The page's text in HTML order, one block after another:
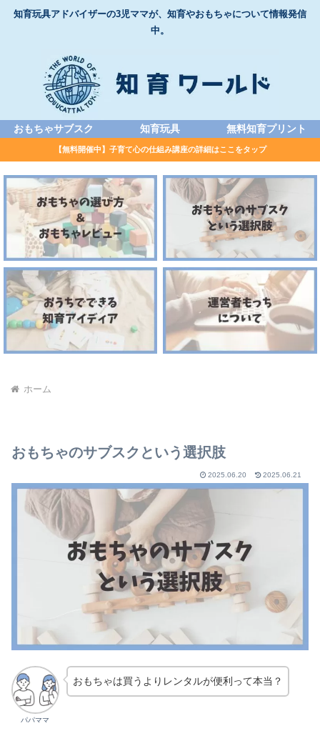
知育玩具アドバイザーの3児ママが、知育やおもちゃについて情報発信
中。
おもちゃサブスク 知育玩具 無料知育プリント
【無料開催中】子育て心の仕組み講座の詳細はここをタップ
ホーム
おもちゃのサブスクという選択肢
2025.06.20 2025.06.21
パパママ
おもちゃは買うよりレンタルが便利って本当？